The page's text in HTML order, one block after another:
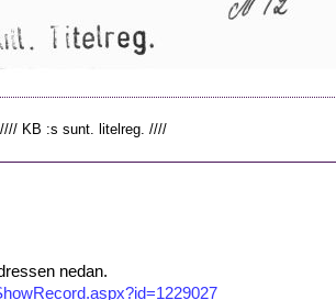
KB :s sunt. litelreg. ////
nedan.